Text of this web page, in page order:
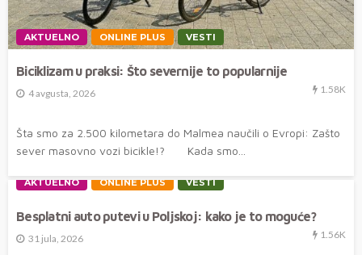
AKTUELNO ONLINE PLUS VESTI
Biciklizam u praksi: Što severnije to popularnije
4 avgusta, 2026 1.58K
Šta smo za 2.500 kilometara do Malmea naučili o Evropi: Zašto
sever masovno vozi bicikle!? Kada smo...
AKTUELNO ONLINE PLUS VESTI
Besplatni auto putevi u Poljskoj: kako je to moguće?
31 jula, 2026 1.56K